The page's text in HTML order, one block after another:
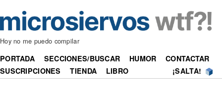
Hoy no me puedo compilar
PORTADA SECCIONES/BUSCAR HUMOR
CONTACTAR
SUSCRIPCIONES
TIENDA LIBRO ¡SALTA!